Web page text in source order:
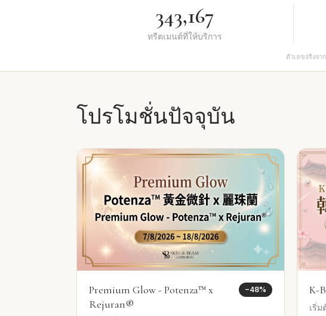
343,167
ทรีตเมนต์ที่ให้บริการ
ตัวเลขจริงจ
โปรโมชั่นปัจจุบัน
Premium Glow - Potenza™ x
Rejuran®
−48% K-
เริ่